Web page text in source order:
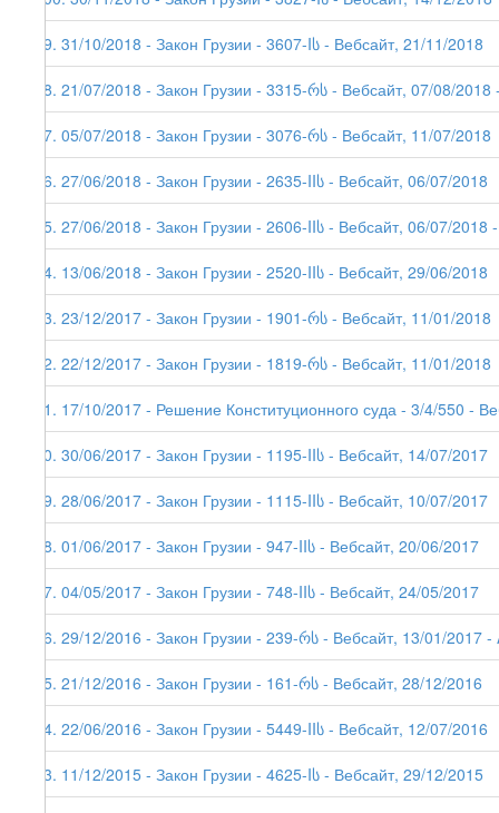
99. 31/10/2018 - Закон Грузии - 3607-Iს - Вебсайт, 21/11/2018
98. 21/07/2018 - Закон Грузии - 3315-რს - Вебсайт, 07/08/
97. 05/07/2018 - Закон Грузии - 3076-რს - Вебсайт, 11/07/2018
96. 27/06/2018 - Закон Грузии - 2635-IIს - Вебсайт, 06/07/2018
95. 27/06/2018 - Закон Грузии - 2606-IIს - Вебсайт, 06/07/
94. 13/06/2018 - Закон Грузии - 2520-IIს - Вебсайт, 29/06/2018
93. 23/12/2017 - Закон Грузии - 1901-რს - Вебсайт, 11/01/2018
92. 22/12/2017 - Закон Грузии - 1819-რს - Вебсайт, 11/01/2018
91. 17/10/2017 - Решение Конституционного суда - 3/4/550 -
90. 30/06/2017 - Закон Грузии - 1195-IIს - Вебсайт, 14/07/2017
89. 28/06/2017 - Закон Грузии - 1115-IIს - Вебсайт, 10/07/2017
88. 01/06/2017 - Закон Грузии - 947-IIს - Вебсайт, 20/06/2017
87. 04/05/2017 - Закон Грузии - 748-IIს - Вебсайт, 24/05/2017
86. 29/12/2016 - Закон Грузии - 239-რს - Вебсайт, 13/01/2017
85. 21/12/2016 - Закон Грузии - 161-რს - Вебсайт, 28/12/2016
84. 22/06/2016 - Закон Грузии - 5449-IIს - Вебсайт, 12/07/2016
83. 11/12/2015 - Закон Грузии - 4625-Iს - Вебсайт, 29/12/2015